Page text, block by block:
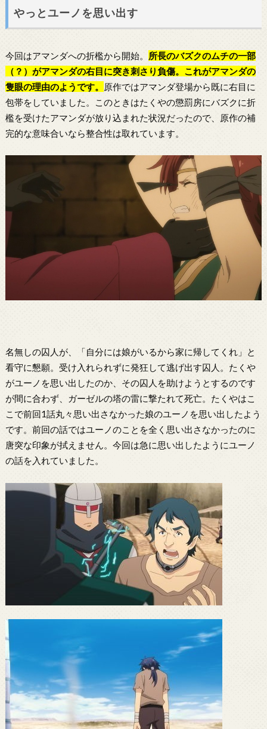
やっとユーノを思い出す
今回はアマンダへの折檻から開始。 所長のバズクのムチの一部
（？）がアマンダの右目に突き刺さり負傷。これがアマンダの
隻眼の理由のようです。
原作ではアマンダ登場から既に右目に
包帯をしていました。このときはたくやの懲罰房にバズクに折
檻を受けたアマンダが放り込まれた状況だったので、原作の補
完的な意味合いなら整合性は取れています。
名無しの囚人が、「自分には娘がいるから家に帰してくれ」と
看守に懇願。受け入れられずに発狂して逃げ出す囚人。たくや
がユーノを思い出したのか、その囚人を助けようとするのです
が間に合わず、ガーゼルの塔の雷に撃たれて死亡。たくやはこ
こで前回1話丸々思い出さなかった娘のユーノを思い出したよう
です。前回の話ではユーノのことを全く思い出さなかったのに
唐突な印象が拭えません。今回は急に思い出したようにユーノ
の話を入れていました。